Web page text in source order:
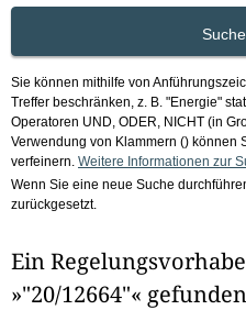
Sie können mithilfe von
Treffer beschränken, z. B. "Energie"
Operatoren UND, ODER, NICHT (in
Verwendung von Klammern () können
verfeinern. Weitere Informationen zur
Wenn Sie eine neue Suche
zurückgesetzt.
Ein
»"20/12664"« gefunden